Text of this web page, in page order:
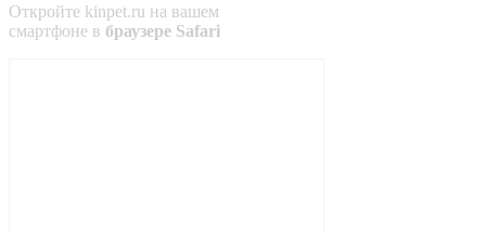
Откройте kinpet.ru на вашем
смартфоне в браузере Safari